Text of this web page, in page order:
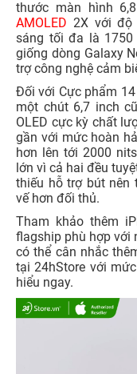
thước màn hình
AMOLED 2X với độ
sáng tối đa là
giống dòng Galaxy
trợ công nghệ cảm
Đối với Cực phẩm
một chút 6,7 inch
OLED cực kỳ chất
gần với mức hoàn
hơn lên tới 2000
lớn vì cả hai đều
thiếu hỗ trợ bút nên
vế hơn đối thủ.
Tham khảo thêm
flagship phù hợp với
có thể cân nhắc
tại 24hStore với
hiểu ngay.